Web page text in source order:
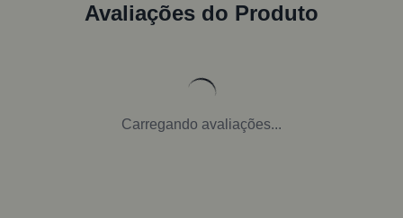
Avaliações do Produto
Carregando avaliações...